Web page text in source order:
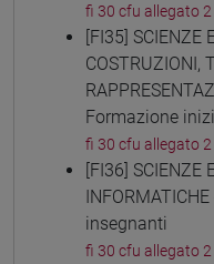
fi 30 cfu allegato 2
[FI35] SCIENZE
COSTRUZIONI,
Formazione
fi 30 cfu allegato 2
[FI36] SCIENZE
insegnanti
fi 30 cfu allegato 2